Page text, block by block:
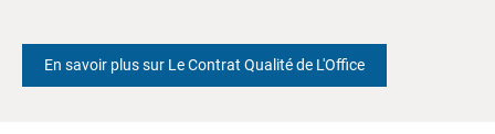
En savoir plus sur Le Contrat Qualité de L'Office